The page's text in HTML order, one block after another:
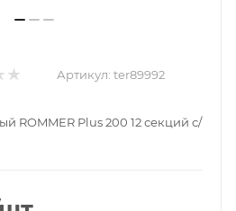
Артикул: ter89992
ROMMER Plus 200 12 секций с/